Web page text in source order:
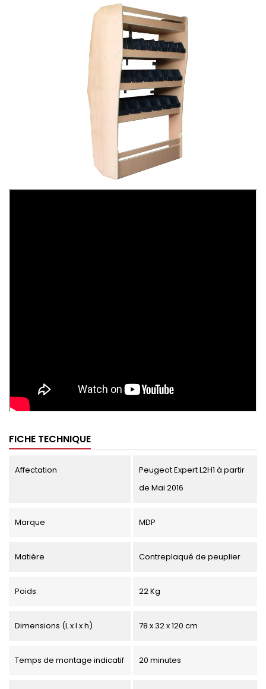
FICHE TECHNIQUE
Affectation
Peugeot Expert L2H1 à partir
de Mai 2016
Marque MDP
Matière Contreplaqué de peuplier
Poids 22 Kg
Dimensions (L x l x h) 78 x 32 x 120 cm
Temps de montage indicatif 20 minutes